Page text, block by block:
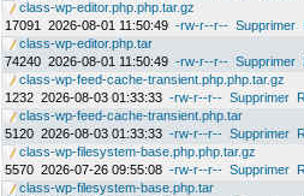
class-wp-editor.php.php.tar.gz
17091
2026-08-01 11:50:49 -rw-r--r-- Supprimer
class-wp-editor.php.tar
74240 2026-08-01 11:50:49 -rw-r--r-- Supprimer
class-wp-feed-cache-transient.php.php.tar.gz
1232 2026-08-03 01:33:33 -rw-r--r-- Supprimer
class-wp-feed-cache-transient.php.tar
5120 2026-08-03 01:33:33 -rw-r--r-- Supprimer
class-wp-filesystem-base.php.php.tar.gz
5570 2026-07-26 09:55:08 -rw-r--r-- Supprimer
class-wp-filesystem-base.php.tar